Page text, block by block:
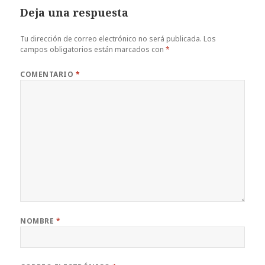
Deja una respuesta
Tu dirección de correo electrónico no será publicada. Los
campos obligatorios están marcados con*
COMENTARIO *
NOMBRE *